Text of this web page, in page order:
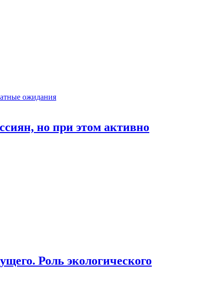
но при этом активно
Роль экологического